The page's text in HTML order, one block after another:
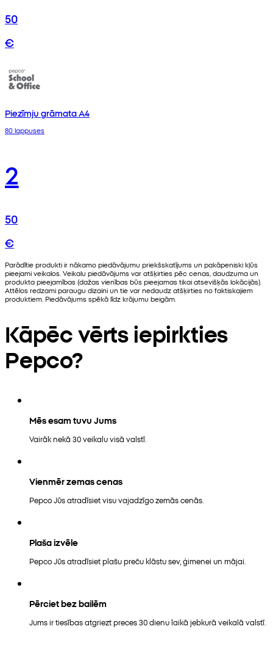
50
€
Piezīmju grāmata A4
80 lappuses
2
50
€
Parādītie produkti ir nākamo piedāvājumu priekšskatījums un pakāpeniski kļūs
pieejami veikalos. Veikalu piedāvājums var atšķirties pēc cenas, daudzuma un
produkta pieejamības (dažas vienības būs pieejamas tikai atsevišķās lokācijās).
Attēlos redzami paraugu dizaini un tie var nedaudz atšķirties no faktiskajiem
produktiem. Piedāvājums spēkā līdz krājumu beigām.
Kāpēc vērts iepirkties
Pepco?
Mēs esam tuvu Jums
Vairāk nekā 30 veikalu visā valstī.
Vienmēr zemas cenas
Pepco Jūs atradīsiet visu vajadzīgo zemās cenās.
Plaša izvēle
Pepco Jūs atradīsiet plašu preču klāstu sev, ģimenei un mājai.
Pērciet bez bailēm
Jums ir tiesības atgriezt preces 30 dienu laikā jebkurā veikalā valstī.